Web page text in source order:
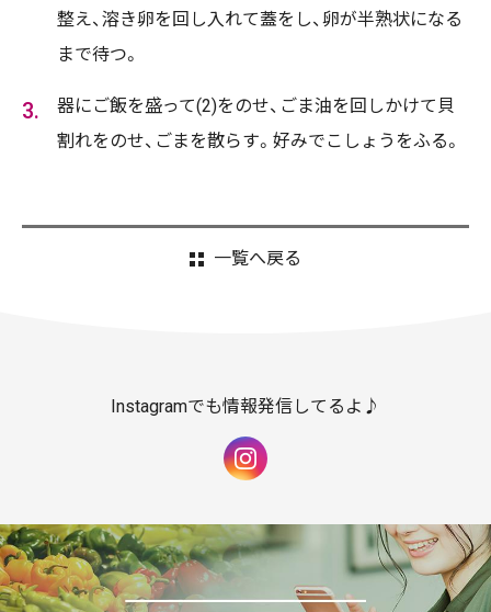
整え、溶き卵を回し入れて蓋をし、卵が半熟状になる
まで待つ。
器にご飯を盛って(2)をのせ、ごま油を回しかけて貝
割れをのせ、ごまを散らす。好みでこしょうをふる。
一覧へ戻る
Instagramでも情報発信してるよ♪